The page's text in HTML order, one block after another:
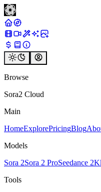
Browse
Sora2 Cloud
Main
HomeExplorePricingBlog
Models
Sora 2Sora 2 ProSeedance 2
Tools